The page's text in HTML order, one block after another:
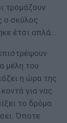
τρομάζουν
ο σκύλος
έτσι απλά...
μέλη του
η ώρα της
για νας
το δρόμο.
Όποτε